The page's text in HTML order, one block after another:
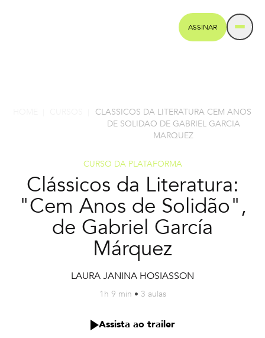
ASSINAR
CLASSICOS DA LITERATURA CEM ANOS
DE SOLIDAO DE GABRIEL GARCIA
MARQUEZ
CURSO DA PLATAFORMA
Clássicos da Literatura:
"Cem Anos de Solidão",
de Gabriel García
Márquez
LAURA JANINA HOSIASSON
1h 9 min • 3 aulas
Assista ao trailer